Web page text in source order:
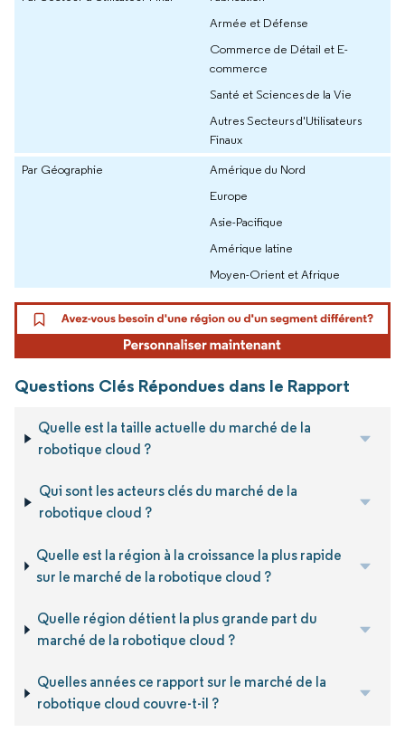
Armée et Défense
Commerce de Détail et E-
commerce
Santé et Sciences de la Vie
Autres Secteurs d'Utilisateurs
Finaux
Par Géographie
Amérique du Nord
Europe
Asie-Pacifique
Amérique latine
Moyen-Orient et Afrique
Questions Clés Répondues dans le Rapport
Quelle est la taille actuelle du marché de la
robotique cloud ?
Qui sont les acteurs clés du marché de la
robotique cloud ?
Quelle est la région à la croissance la plus rapide
sur le marché de la robotique cloud ?
Quelle région détient la plus grande part du
marché de la robotique cloud ?
Quelles années ce rapport sur le marché de la
robotique cloud couvre-t-il ?